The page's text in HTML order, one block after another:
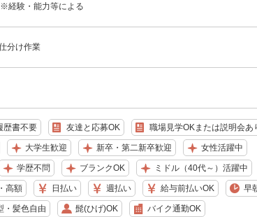
経験・能力等による
分け作業
歴書不要 友達と応募OK 職場見学OKまたは説明会あ
大学生歓迎 新卒・第二新卒歓迎 女性活躍中
学歴不問 ブランクOK ミドル（40代～）活躍中
高額 日払い 週払い 給与前払いOK 早
・髪色自由 髭(ひげ)OK バイク通勤OK